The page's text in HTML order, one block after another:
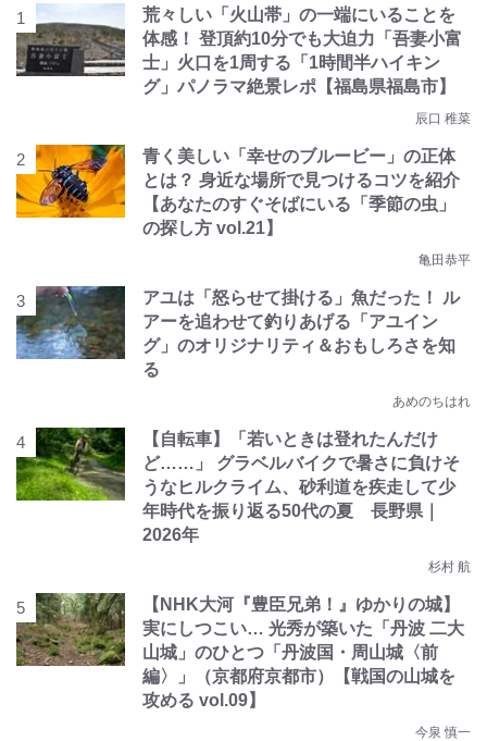
荒々しい「火山帯」の一端にいることを
体感！ 登頂約10分でも大迫力「吾妻小富
士」火口を1周する「1時間半ハイキン
グ」パノラマ絶景レポ【福島県福島市】
辰口 稚菜
青く美しい「幸せのブルービー」の正体
とは？ 身近な場所で見つけるコツを紹介
【あなたのすぐそばにいる「季節の虫」
の探し方 vol.21】
亀田恭平
アユは「怒らせて掛ける」魚だった！ ル
アーを追わせて釣りあげる「アユイン
グ」のオリジナリティ＆おもしろさを知
る
あめのちはれ
【自転車】「若いときは登れたんだけ
ど……」 グラベルバイクで暑さに負けそ
うなヒルクライム、砂利道を疾走して少
年時代を振り返る50代の夏 長野県｜
2026年
杉村 航
【NHK大河『豊臣兄弟！』ゆかりの城】
実にしつこい… 光秀が築いた「丹波 二大
山城」のひとつ「丹波国・周山城〈前
編〉」（京都府京都市）【戦国の山城を
攻める vol.09】
今泉 慎一